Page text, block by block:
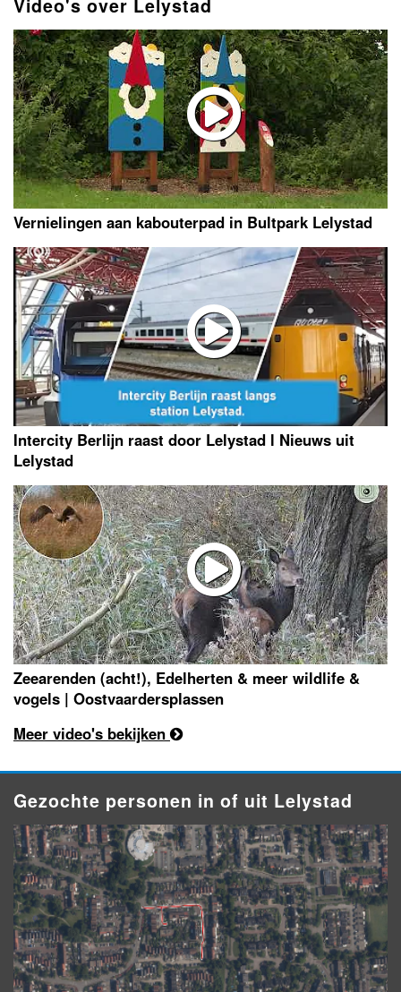
Video's over Lelystad
Vernielingen aan kabouterpad in Bultpark Lelystad
Intercity Berlijn raast door Lelystad l Nieuws uit
Lelystad
Zeearenden (acht!), Edelherten & meer wildlife &
vogels | Oostvaardersplassen
Meer video's bekijken
Gezochte personen in of uit Lelystad